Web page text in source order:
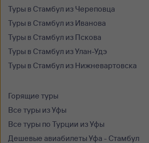
Туры в Стамбул из Череповца
Туры в Стамбул из Иванова
Туры в Стамбул из Пскова
Туры в Стамбул из Улан-Удэ
Туры в Стамбул из Нижневартовска
Горящие туры
Все туры из Уфы
Все туры по Турции из Уфы
Дешевые авиабилеты Уфа - Стамбул